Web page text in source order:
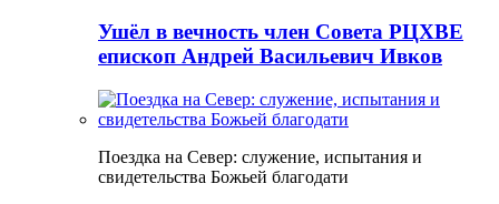
Ушёл в вечность член Совета РЦХВЕ
епископ Андрей Васильевич Ивков
Поездка на Север: служение, испытания и
свидетельства Божьей благодати